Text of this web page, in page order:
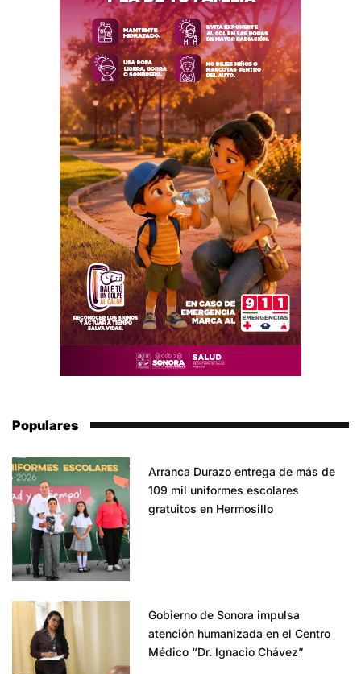
Populares
Arranca Durazo entrega de más de
109 mil uniformes escolares
gratuitos en Hermosillo
Gobierno de Sonora impulsa
atención humanizada en el Centro
Médico “Dr. Ignacio Chávez”